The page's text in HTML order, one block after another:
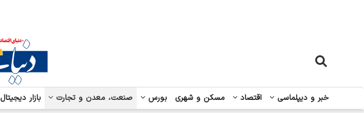
خبر و دیپلماسی اقتصاد مسکن و شهری بورس صنعت، معدن و تجارت بازار دیجیتال